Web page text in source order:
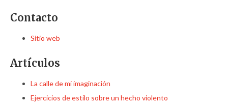
Contacto
Sitio web
Artículos
La calle de mi imaginación
Ejercicios de estilo sobre un hecho violento